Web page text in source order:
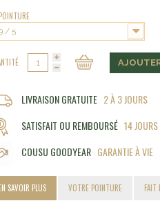
/ 5
LIVRAISON GRATUITE 2 À 3 JOURS
SATISFAIT OU REMBOURSÉ 14 JOURS
COUSU GOODYEAR GARANTIE À VIE
SAVOIR PLUS VOTRE POINTURE FAIT